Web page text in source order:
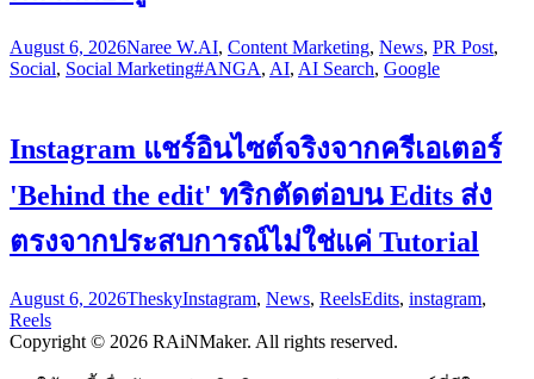
August 6, 2026Naree W.AI, Content Marketing, News, PR Post,
Social, Social Marketing#ANGA, AI, AI Search, Google
Instagram แชร์อินไซต์จริงจากครีเอเตอร์
'Behind the edit' ทริกตัดต่อบน Edits ส่ง
ตรงจากประสบการณ์ไม่ใช่แค่ Tutorial
August 6, 2026TheskyInstagram, News, ReelsEdits, instagram,
Reels
Copyright © 2026 RAiNMaker. All rights reserved.